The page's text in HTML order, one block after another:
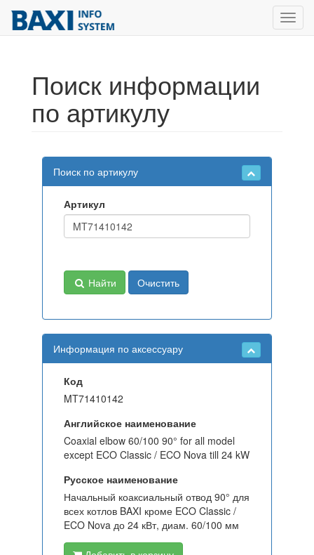
Поиск информации
по артикулу
Поиск по артикулу
Артикул
Найти Очистить
Информация по аксессуару
Код
MT71410142
Английское наименование
Coaxial elbow 60/100 90° for all model
except ECO Classic / ECO Nova till 24 kW
Русское наименование
Начальный коаксиальный отвод 90° для
всех котлов BAXI кроме ECO Classic /
ECO Nova до 24 кВт, диам. 60/100 мм